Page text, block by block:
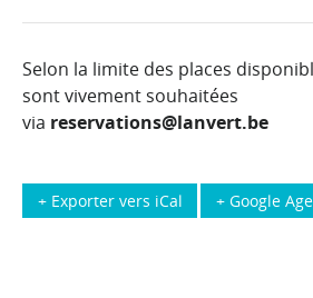
Selon la limite des places
sont vivement souhaitées
via reservations@lanvert.be
+ Google
+ Exporter vers iCal